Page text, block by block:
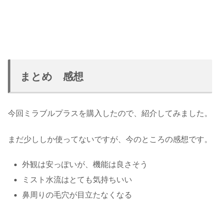
まとめ 感想
今回ミラブルプラスを購入したので、紹介してみました。
まだ少ししか使ってないですが、今のところの感想です。
外観は安っぽいが、機能は良さそう
ミスト水流はとても気持ちいい
鼻周りの毛穴が目立たなくなる